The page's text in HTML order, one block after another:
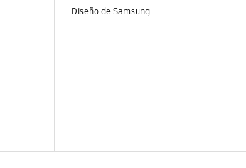
Diseño de Samsung